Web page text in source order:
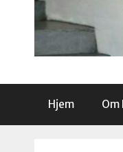
Hjem Om